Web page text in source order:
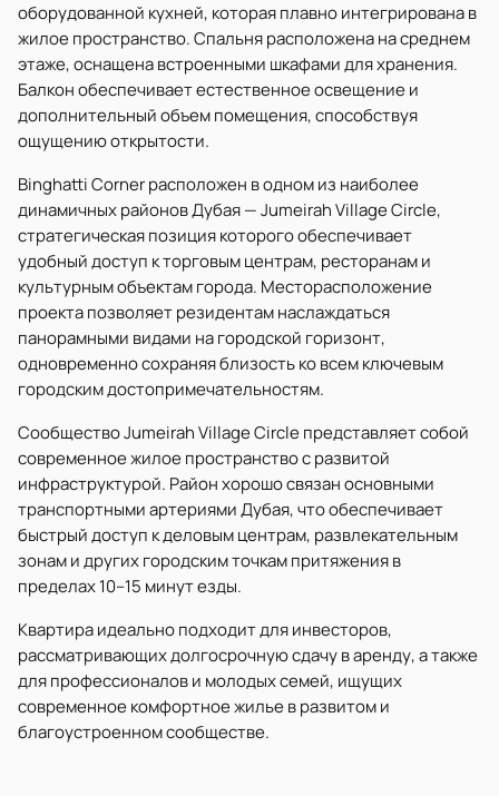
оборудованной кухней, которая плавно интегрирована в
жилое пространство. Спальня расположена на среднем
этаже, оснащена встроенными шкафами для хранения.
Балкон обеспечивает естественное освещение и
дополнительный объем помещения, способствуя
ощущению открытости.
Binghatti Corner расположен в одном из наиболее
динамичных районов Дубая — Jumeirah Village Circle,
стратегическая позиция которого обеспечивает
удобный доступ к торговым центрам, ресторанам и
культурным объектам города. Месторасположение
проекта позволяет резидентам наслаждаться
панорамными видами на городской горизонт,
одновременно сохраняя близость ко всем ключевым
городским достопримечательностям.
Сообщество Jumeirah Village Circle представляет собой
современное жилое пространство с развитой
инфраструктурой. Район хорошо связан основными
транспортными артериями Дубая, что обеспечивает
быстрый доступ к деловым центрам, развлекательным
зонам и других городским точкам притяжения в
пределах 10–15 минут езды.
Квартира идеально подходит для инвесторов,
рассматривающих долгосрочную сдачу в аренду, а также
для профессионалов и молодых семей, ищущих
современное комфортное жилье в развитом и
благоустроенном сообществе.